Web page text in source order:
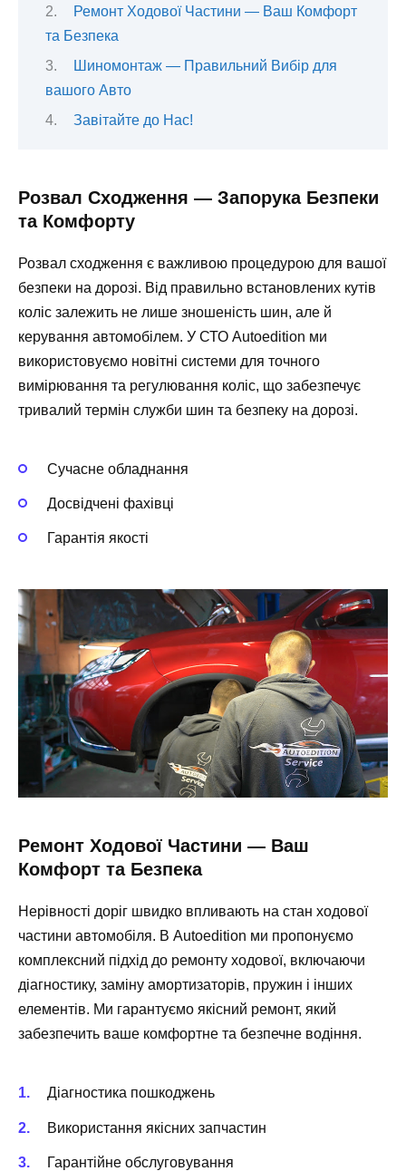
Ремонт Ходової Частини — Ваш Комфорт
та Безпека
Шиномонтаж — Правильний Вибір для
вашого Авто
Завітайте до Нас!
Розвал Сходження — Запорука Безпеки
та Комфорту
Розвал сходження є важливою процедурою для вашої
безпеки на дорозі. Від правильно встановлених кутів
коліс залежить не лише зношеність шин, але й
керування автомобілем. У СТО Autoedition ми
використовуємо новітні системи для точного
вимірювання та регулювання коліс, що забезпечує
тривалий термін служби шин та безпеку на дорозі.
Сучасне обладнання
Досвідчені фахівці
Гарантія якості
Ремонт Ходової Частини — Ваш
Комфорт та Безпека
Нерівності доріг швидко впливають на стан ходової
частини автомобіля. В Autoedition ми пропонуємо
комплексний підхід до ремонту ходової, включаючи
діагностику, заміну амортизаторів, пружин і інших
елементів. Ми гарантуємо якісний ремонт, який
забезпечить ваше комфортне та безпечне водіння.
Діагностика пошкоджень
Використання якісних запчастин
Гарантійне обслуговування